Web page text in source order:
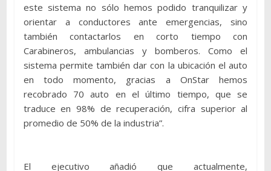
este sistema no sólo hemos podido tranquilizar y
orientar a conductores ante emergencias, sino
también contactarlos en corto tiempo con
Carabineros, ambulancias y bomberos. Como el
sistema permite también dar con la ubicación el auto
en todo momento, gracias a OnStar hemos
recobrado 70 auto en el último tiempo, que se
traduce en 98% de recuperación, cifra superior al
promedio de 50% de la industria”.
El ejecutivo añadió que actualmente,